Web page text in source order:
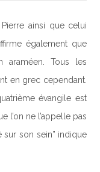
ainsi que celui
également que
araméen. Tous les
en grec cependant.
évangile est
l’on ne l’appelle pas
sur son sein” indique